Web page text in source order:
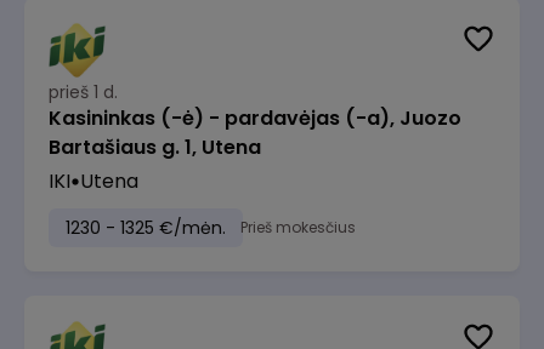
prieš 1 d.
Kasininkas (-ė) - pardavėjas (-a), Juozo
Bartašiaus g. 1, Utena
IKI Utena
1230 - 1325 €/mėn. Prieš mokesčius